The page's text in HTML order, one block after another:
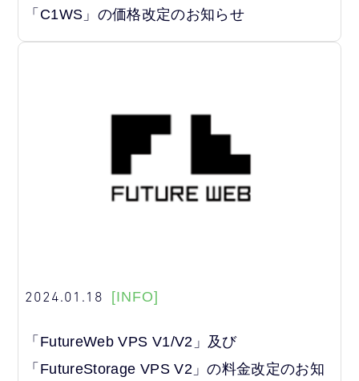
「C1WS」の価格改定のお知らせ
2024.01.18 [INFO]
「FutureWeb VPS V1/V2」及び
「FutureStorage VPS V2」の料金改定のお知